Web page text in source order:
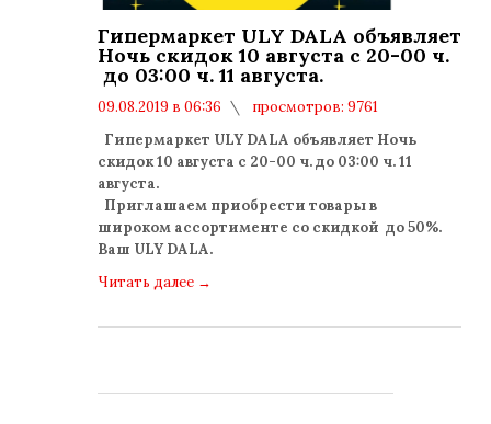
Гипермаркет ULY DALA объявляет
Ночь скидок 10 августа с 20-00 ч.​
до 03:00 ч. 11 августа.
09.08.2019 в 06:36
просмотров: 9761
Гипермаркет ULY DALA объявляет Ночь
скидок 10 августа с 20-00 ч.​ до 03:00 ч. 11
августа.
Приглашаем приобрести товары в
широком ассортименте со скидкой ​ до 50%.
Ваш ULY DALA.
Читать далее →